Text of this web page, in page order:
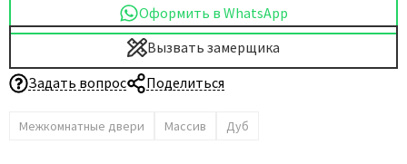
Fratelli Cattini
GlassTur
Hausdoors
Оформить в WhatsApp
Вызвать замерщика
Задать вопрос
Поделиться
Межкомнатные двери Массив Дуб